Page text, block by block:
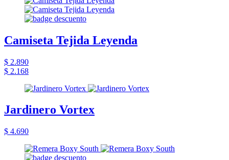
Camiseta Tejida Leyenda
$ 2.890
$ 2.168
Jardinero Vortex
$ 4.690